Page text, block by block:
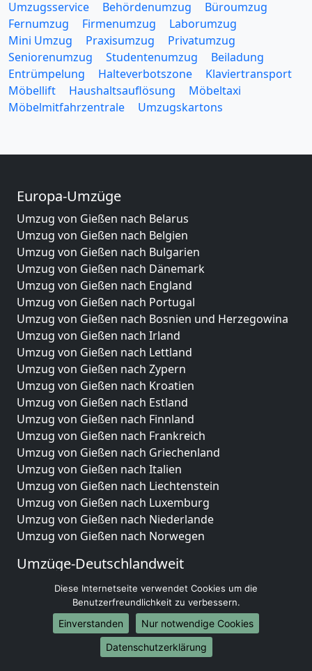
Umzugsservice Behördenumzug
Büroumzug
Fernumzug
Firmenumzug
Laborumzug
Mini Umzug
Praxisumzug
Privatumzug
Seniorenumzug
Studentenumzug
Beiladung
Entrümpelung
Halteverbotszone
Klaviertransport
Möbellift
Haushaltsauflösung
Möbeltaxi
Möbelmitfahrzentrale
Umzugskartons
Europa-Umzüge
Umzug von Gießen nach Belarus
Umzug von Gießen nach Belgien
Umzug von Gießen nach Bulgarien
Umzug von Gießen nach Dänemark
Umzug von Gießen nach England
Umzug von Gießen nach Portugal
Umzug von Gießen nach Bosnien und Herzegowina
Umzug von Gießen nach Irland
Umzug von Gießen nach Lettland
Umzug von Gießen nach Zypern
Umzug von Gießen nach Kroatien
Umzug von Gießen nach Estland
Umzug von Gießen nach Finnland
Umzug von Gießen nach Frankreich
Umzug von Gießen nach Griechenland
Umzug von Gießen nach Italien
Umzug von Gießen nach Liechtenstein
Umzug von Gießen nach Luxemburg
Umzug von Gießen nach Niederlande
Umzug von Gießen nach Norwegen
Umzüge-Deutschlandweit
Umzug von Gießen nach Berlin
Umzug von Gießen nach Hamburg
Umzug von Gießen nach München
Umzug von Gießen nach Köln
Umzug von Gießen nach Frankfurt am Main
Diese Internetseite verwendet Cookies um die
Benutzerfreundlichkeit zu verbessern.
Einverstanden
Nur notwendige Cookies
Datenschutzerklärung